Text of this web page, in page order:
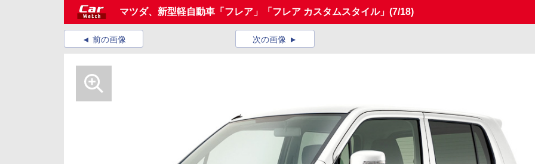
マツダ、新型軽自動車「フレア」「フレア カスタムスタイル」 (7/18)
前の画像 次の画像